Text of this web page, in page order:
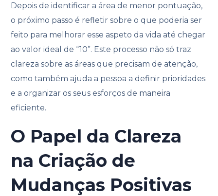
Depois de identificar a área de menor pontuação,
o próximo passo é refletir sobre o que poderia ser
feito para melhorar esse aspeto da vida até chegar
ao valor ideal de “10”. Este processo não só traz
clareza sobre as áreas que precisam de atenção,
como também ajuda a pessoa a definir prioridades
e a organizar os seus esforços de maneira
eficiente.
O Papel da Clareza
na Criação de
Mudanças Positivas